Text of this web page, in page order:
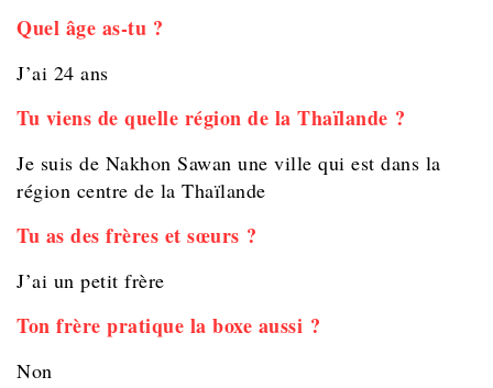
Quel âge as-tu ?
J’ai 24 ans
Tu viens de quelle région de la Thaïlande ?
Je suis de Nakhon Sawan une ville qui est dans la
région centre de la Thaïlande
Tu as des frères et sœurs ?
J’ai un petit frère
Ton frère pratique la boxe aussi ?
Non